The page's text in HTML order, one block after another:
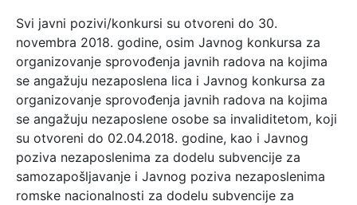
Svi javni pozivi/konkursi su otvoreni do 30.
novembra 2018. godine, osim Javnog konkursa za
organizovanje sprovođenja javnih radova na kojima
se angažuju nezaposlena lica i Javnog konkursa za
organizovanje sprovođenja javnih radova na kojima
se angažuju nezaposlene osobe sa invaliditetom, koji
su otvoreni do 02.04.2018. godine, kao i Javnog
poziva nezaposlenima za dodelu subvencije za
samozapošljavanje i Javnog poziva nezaposlenima
romske nacionalnosti za dodelu subvencije za